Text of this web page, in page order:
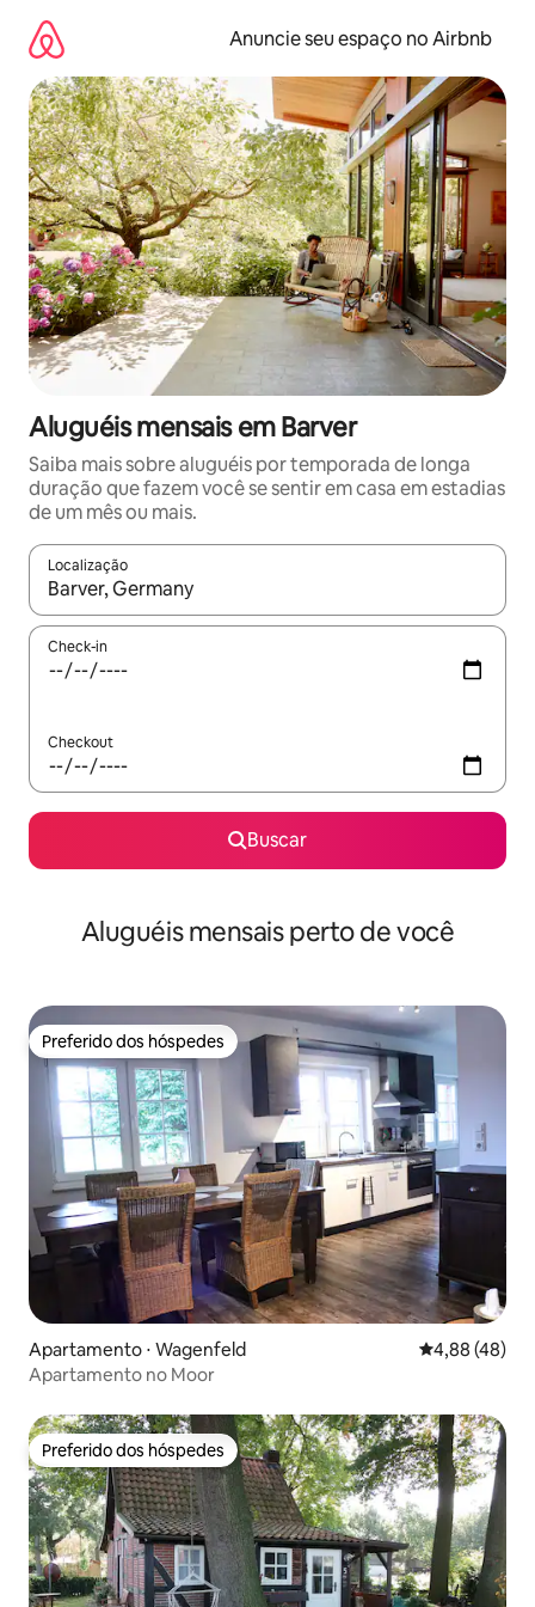
para
conteúdo
Anuncie seu espaço no Airbnb
Aluguéis mensais em Barver
Saiba mais sobre aluguéis por temporada de longa
duração que fazem você se sentir em casa em estadias
de um mês ou mais.
Localização
Quando os resultados estiverem disponíveis, explore-os
Check-in
Checkout
Buscar
Aluguéis mensais perto de você
Preferido dos hóspedes
Preferido dos hóspedes
Apartamento ⋅ Wagenfeld 4,88 de uma
4,88 (48)
Apartamento no Moor
Preferido dos hóspedes
Preferido dos hóspedes